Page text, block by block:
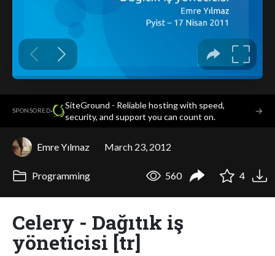
SPONSORED·
SiteGround - Reliable hosting with speed,
security, and support you can count on.
→
Emre Yılmaz March 23, 2012
Programming 560 4
Celery - Dağıtık iş
yöneticisi [tr]